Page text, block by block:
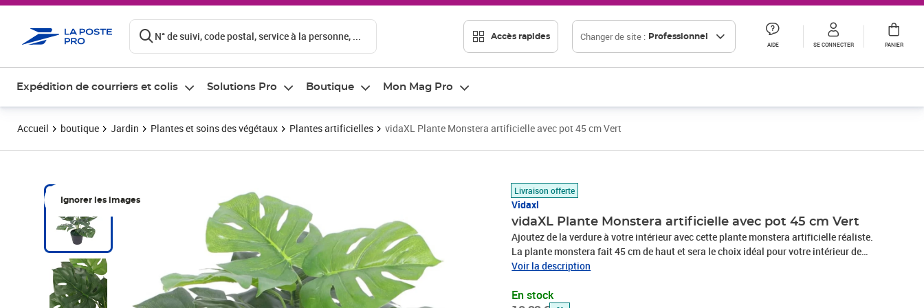
N° de suivi, code postal, service à la personne, ... Accès rapides Changer de site : Professionnel
AIDE SE CONNECTER PANIER
Expédition de courriers et colis Solutions Pro Boutique Mon Mag Pro
Accueil boutique Jardin Plantes et soins des végétaux Plantes artificielles vidaXL Plante Monstera artificielle avec pot 45 cm Vert
Ignorer les images
Livraison offerte
Vidaxl
vidaXL Plante Monstera artificielle avec pot 45 cm Vert
Ajoutez de la verdure à votre intérieur avec cette plante monstera artificielle réaliste.
La plante monstera fait 45 cm de haut et sera le choix idéal pour votre intérieur de
maison ou de bureau. La plante a 12 feuilles avec des détails parfaits, lui donnant un
variations de couleur pour un aspect et une sensation réalistes. Cette plante
Voir la description
En stock
Prix barré 18,33 €
Prix 17,06€